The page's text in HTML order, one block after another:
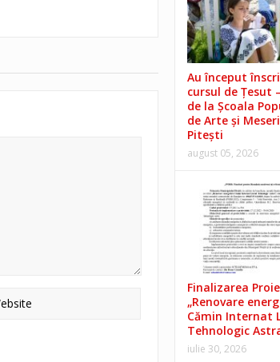
Au început
cursul de Țesut
de la Școala
de Arte și
Pitești
august 05, 2026
Finalizarea
„Renovare
Cămin Internat
Tehnologic
iulie 30, 2026